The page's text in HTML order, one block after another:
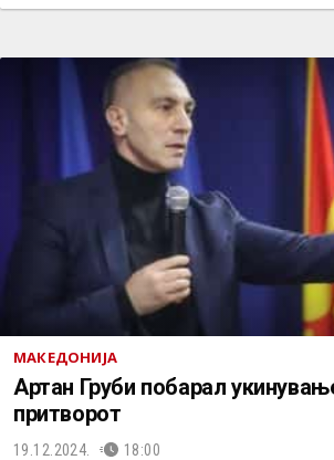
МАКЕДОНИЈА
Артан Груби побарал
притворот
19.12.2024. 18:00